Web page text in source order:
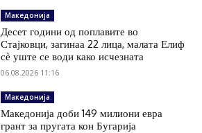
Македонија
Десет години од поплавите во
Стајковци, загинаа 22 лица, малата Елиф
сѐ уште се води како исчезната
06.08.2026 11:16
Македонија
Македонија доби 149 милиони евра
грант за пругата кон Бугарија